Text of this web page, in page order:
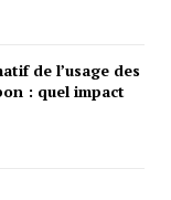
de l’usage des
: quel impact